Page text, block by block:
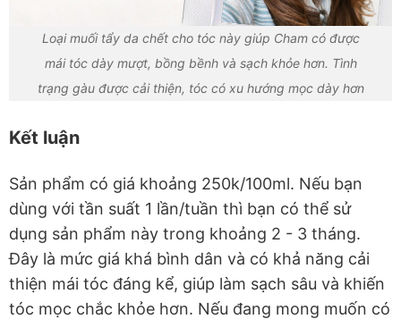
Loại muối tẩy da chết cho tóc này giúp Cham có được
mái tóc dày mượt, bồng bềnh và sạch khỏe hơn. Tình
trạng gàu được cải thiện, tóc có xu hướng mọc dày hơn
Kết luận
Sản phẩm có giá khoảng 250k/100ml. Nếu bạn
dùng với tần suất 1 lần/tuần thì bạn có thể sử
dụng sản phẩm này trong khoảng 2 - 3 tháng.
Đây là mức giá khá bình dân và có khả năng cải
thiện mái tóc đáng kể, giúp làm sạch sâu và khiến
tóc mọc chắc khỏe hơn. Nếu đang mong muốn có